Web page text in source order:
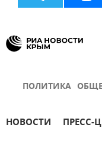
ПОЛИТИКА
НОВОСТИ ПРЕСС-